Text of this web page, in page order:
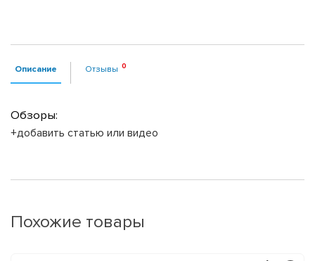
Описание Отзывы
Обзоры:
+добавить статью или видео
Похожие товары